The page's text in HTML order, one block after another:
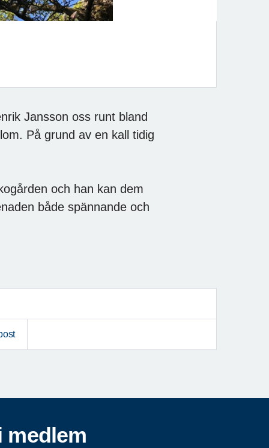
Jansson oss runt bland
På grund av en kall tidig
och han kan dem
både spännande och
medlem